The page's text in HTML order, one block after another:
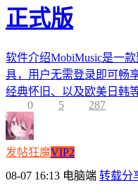
正式版
软件介绍MobiMusic是一
具，用户无需登录即可畅
经典怀旧、以及欧美日韩
0
5 287
发帖狂魔VIP2
08-07 16:13 电脑端 转载分